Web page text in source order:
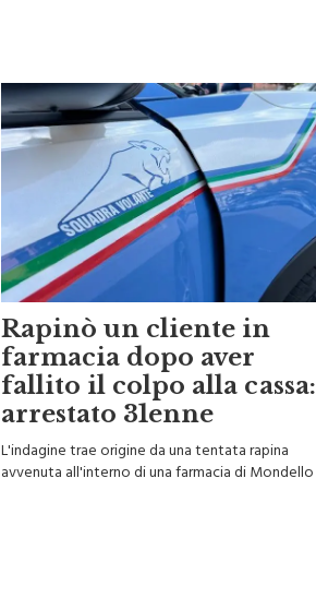
Rapinò un cliente in
farmacia dopo aver
fallito il colpo alla cassa:
arrestato 31enne
L'indagine trae origine da una tentata rapina
avvenuta all'interno di una farmacia di Mondello